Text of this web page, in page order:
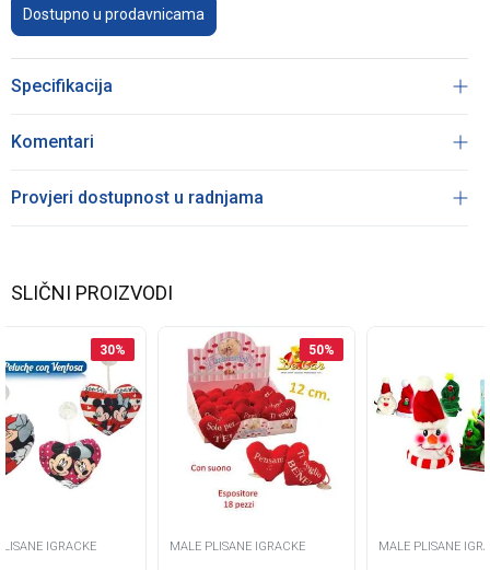
Dostupno u prodavnicama
Specifikacija
Komentari
Provjeri dostupnost u radnjama
SLIČNI PROIZVODI
30%
IGRACKE
50%
MALE PLISANE IGRACKE MALE PLISANE